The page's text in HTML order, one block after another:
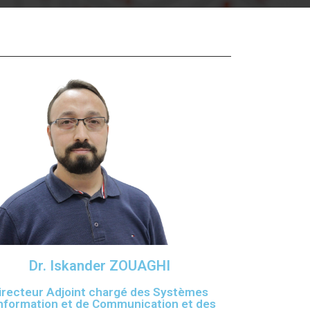
Continue
des Relations
sportives
et
Dr. Iskander ZOUAGHI
Adjoint chargé des Systèmes
et de Communication et des